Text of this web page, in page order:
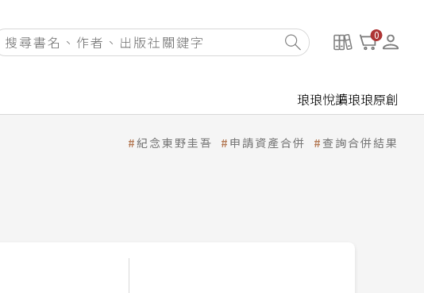
0
琅琅悅讀琅琅原創
紀念東野圭吾 申請資產合併 查詢合併結果